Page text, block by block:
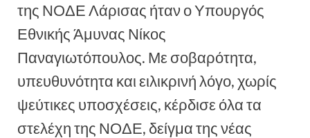
της ΝΟΔΕ Λάρισας ήταν ο Υπουργός
Εθνικής Άμυνας Νίκος
Παναγιωτόπουλος. Με σοβαρότητα,
υπευθυνότητα και ειλικρινή λόγο, χωρίς
ψεύτικες υποσχέσεις, κέρδισε όλα τα
στελέχη της ΝΟΔΕ, δείγμα της νέας